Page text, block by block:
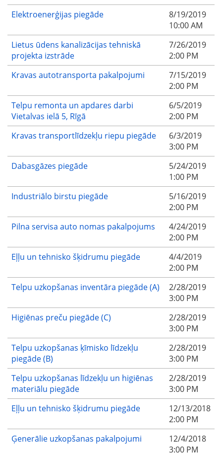
Elektroenerģijas piegāde
8/19/2019
10:00 AM
Lietus ūdens kanalizācijas tehniskā
projekta izstrāde
7/26/2019
2:00 PM
Kravas autotransporta pakalpojumi
7/15/2019
2:00 PM
Telpu remonta un apdares darbi
Vietalvas ielā 5, Rīgā
6/5/2019
2:00 PM
Kravas transportlīdzekļu riepu piegāde
6/3/2019
3:00 PM
Dabasgāzes piegāde
5/24/2019
1:00 PM
Industriālo birstu piegāde
5/16/2019
2:00 PM
Pilna servisa auto nomas pakalpojums
4/24/2019
2:00 PM
Eļļu un tehnisko šķidrumu piegāde
4/4/2019
2:00 PM
Telpu uzkopšanas inventāra piegāde (A)
2/28/2019
3:00 PM
Higiēnas preču piegāde (C)
2/28/2019
3:00 PM
Telpu uzkopšanas ķīmisko līdzekļu
piegāde (B)
2/28/2019
3:00 PM
Telpu uzkopšanas līdzekļu un higiēnas
materiālu piegāde
2/28/2019
3:00 PM
Eļļu un tehnisko šķidrumu piegāde
12/13/2018
2:00 PM
Ģenerālie uzkopšanas pakalpojumi
12/4/2018
3:00 PM